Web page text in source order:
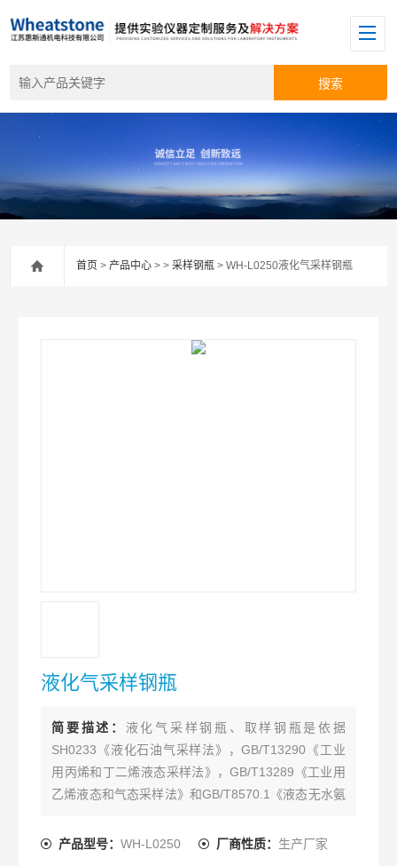
首页 >产品中心 > >采样钢瓶 > WH-L0250液化气采样钢瓶
液化气采样钢瓶
简要描述： 液化气采样钢瓶、取样钢瓶是依据
SH0233《液化石油气采样法》，GB/T13290《工业
用丙烯和丁二烯液态采样法》，GB/T13289《工业用
乙烯液态和气态采样法》和GB/T8570.1《液态无水氨
造的主要用于液化石油气，乙烯，丙烯，丁二烯分析
产品型号：WH-L0250 厂商性质： 生产厂家